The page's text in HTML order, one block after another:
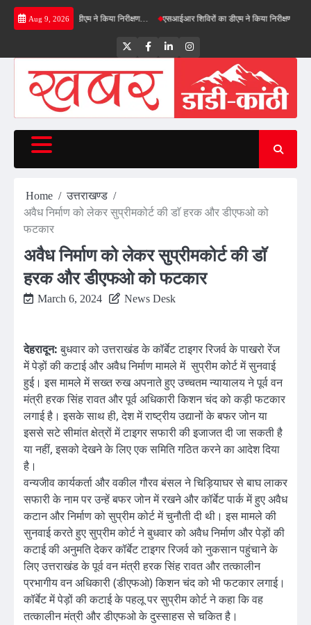
Skip
Aug 9, 2026
बाईपास का डीएम ने किया निरीक्षण… एसआईआर शिविरों का डीएम ने किया निरीक्षण, बोले—कोई
TwitterFacebookLinkedInInstagram
Home
उत्तराखण्ड
अवैध निर्माण को लेकर सुप्रीमकोर्ट की डाॅ हरक और डीएफओ को
फटकार
अवैध निर्माण को लेकर सुप्रीमकोर्ट की डाॅ
हरक और डीएफओ को फटकार
March 6, 2024 News Desk
देहरादून:बुधवार को उत्तराखंड के कॉर्बेट टाइगर रिजर्व के पाखरो रेंज
में पेड़ों की कटाई और अवैध निर्माण मामले में सुप्रीम कोर्ट में सुनवाई
हुई। इस मामले में सख्त रुख अपनाते हुए उच्चतम न्यायालय ने पूर्व वन
मंत्री हरक सिंह रावत और पूर्व अधिकारी किशन चंद को कड़ी फटकार
लगाई है। इसके साथ ही, देश में राष्ट्रीय उद्यानों के बफर जोन या
इससे सटे सीमांत क्षेत्रों में टाइगर सफारी की इजाजत दी जा सकती है
या नहीं, इसको देखने के लिए एक समिति गठित करने का आदेश दिया
है।
वन्यजीव कार्यकर्ता और वकील गौरव बंसल ने चिड़ियाघर से बाघ लाकर
सफारी के नाम पर उन्‍हें बफर जोन में रखने और कॉर्बेट पार्क में हुए अवैध
कटान और निर्माण को सुप्रीम कोर्ट में चुनौती दी थी। इस मामले की
सुनवाई करते हुए सुप्रीम कोर्ट ने बुधवार को अवैध निर्माण और पेड़ों की
कटाई की अनुमति देकर कॉर्बेट टाइगर रिजर्व को नुकसान पहुंचाने के
लिए उत्तराखंड के पूर्व वन मंत्री हरक सिंह रावत और तत्कालीन
प्रभागीय वन अधिकारी (डीएफओ) किशन चंद को भी फटकार लगाई।
कॉर्बेट में पेड़ों की कटाई के पहलू पर सुप्रीम कोर्ट ने कहा कि वह
तत्कालीन मंत्री और डीएफओ के दुस्साहस से चकित है।